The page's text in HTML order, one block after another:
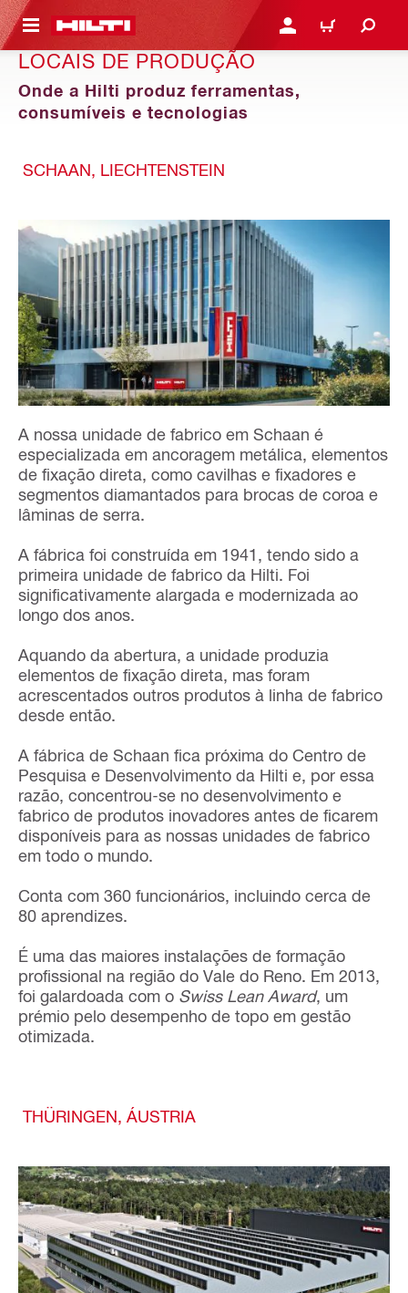
CONTENT ENTRAR OU REGISTAR
CARRINHO
LOCAIS DE PRODUÇÃO
Onde a Hilti produz ferramentas,
consumíveis e tecnologias
SCHAAN, LIECHTENSTEIN
A nossa unidade de fabrico em Schaan é
especializada em ancoragem metálica, elementos
de fixação direta, como cavilhas e fixadores e
segmentos diamantados para brocas de coroa e
lâminas de serra.
A fábrica foi construída em 1941, tendo sido a
primeira unidade de fabrico da Hilti. Foi
significativamente alargada e modernizada ao
longo dos anos.
Aquando da abertura, a unidade produzia
elementos de fixação direta, mas foram
acrescentados outros produtos à linha de fabrico
desde então.
A fábrica de Schaan fica próxima do Centro de
Pesquisa e Desenvolvimento da Hilti e, por essa
razão, concentrou-se no desenvolvimento e
fabrico de produtos inovadores antes de ficarem
disponíveis para as nossas unidades de fabrico
em todo o mundo.
Conta com 360 funcionários, incluindo cerca de
80 aprendizes.
É uma das maiores instalações de formação
profissional na região do Vale do Reno. Em 2013,
foi galardoada com o Swiss Lean Award, um
prémio pelo desempenho de topo em gestão
otimizada.
THÜRINGEN, ÁUSTRIA